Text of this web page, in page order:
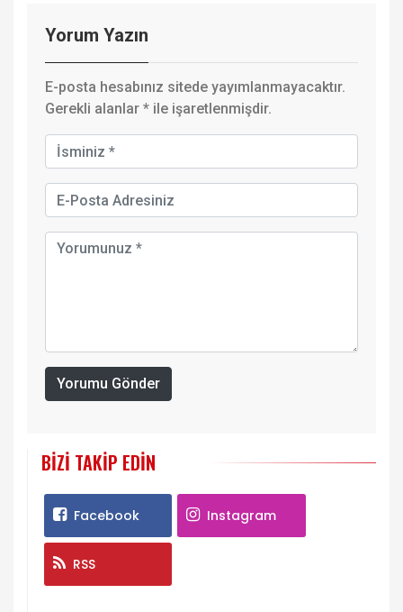
Yorum Yazın
E-posta hesabınız sitede yayımlanmayacaktır.
Gerekli alanlar * ile işaretlenmişdir.
Yorumu Gönder
BIZI TAKIP EDIN
Facebook Instagram
RSS